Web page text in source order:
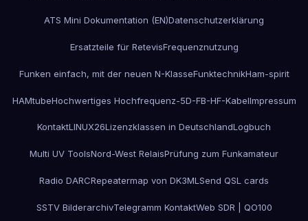
ATS Mini Dokumentation (EN)Datenschutzerklärung
Ersatzteile für RetevisFrequenznutzung
Funken einfach, mit der neuen N-KlasseFunktechnikHam-spirit
HAMtubeHochwertiges Hochfrequenz-5D-FB-HF-KabelImpressum
KontaktLINUX26Lizenzklassen in DeutschlandLogbuch
Multi UV ToolsNord-West RelaisPrüfung zum Funkamateur
Radio DARCRepeatermap von DK3ML Send QSL cards
SSTV BilderarchivTelegramm KontaktWeb SDR | QO100